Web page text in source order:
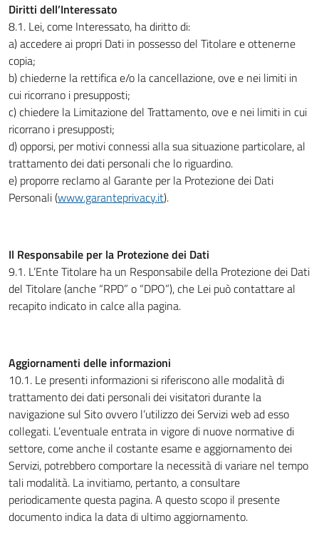
Diritti dell’Interessato
8.1. Lei, come Interessato, ha diritto di:
a) accedere ai propri Dati in possesso del Titolare e ottenerne
copia;
b) chiederne la rettifica e/o la cancellazione, ove e nei limiti in
cui ricorrano i presupposti;
c) chiedere la Limitazione del Trattamento, ove e nei limiti in cui
ricorrano i presupposti;
d) opporsi, per motivi connessi alla sua situazione particolare, al
trattamento dei dati personali che lo riguardino.
e) proporre reclamo al Garante per la Protezione dei Dati
Personali (www.garanteprivacy.it).
Il Responsabile per la Protezione dei Dati
9.1. L’Ente Titolare ha un Responsabile della Protezione dei Dati
del Titolare (anche “RPD” o “DPO”), che Lei può contattare al
recapito indicato in calce alla pagina.
Aggiornamenti delle informazioni
10.1. Le presenti informazioni si riferiscono alle modalità di
trattamento dei dati personali dei visitatori durante la
navigazione sul Sito ovvero l’utilizzo dei Servizi web ad esso
collegati. L’eventuale entrata in vigore di nuove normative di
settore, come anche il costante esame e aggiornamento dei
Servizi, potrebbero comportare la necessità di variare nel tempo
tali modalità. La invitiamo, pertanto, a consultare
periodicamente questa pagina. A questo scopo il presente
documento indica la data di ultimo aggiornamento.